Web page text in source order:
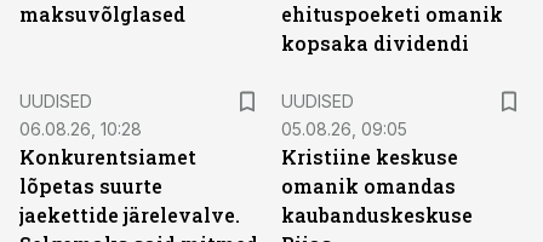
maksuvõlglased
ehituspoeketi omanik
kopsaka dividendi
UUDISED
06.08.26, 10:28
Konkurentsiamet
lõpetas suurte
jaekettide järelevalve.
UUDISED
05.08.26, 09:05
Kristiine keskuse
omanik omandas
kaubanduskeskuse